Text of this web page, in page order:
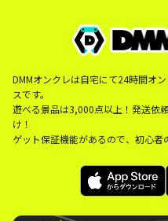
DMMオンクレは自宅にて24時間オ
スです。
遊べる景品は3,000点以上！発送依
け！
ゲット保証機能があるので、初心者